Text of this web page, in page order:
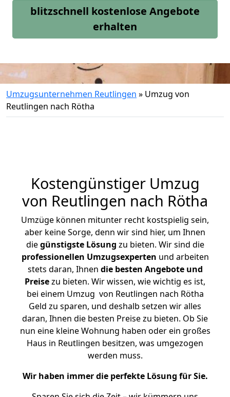
blitzschnell kostenlose Angebote
erhalten
Umzugsunternehmen Reutlingen » Umzug von
Reutlingen nach Rötha
Kostengünstiger Umzug
von Reutlingen nach Rötha
Umzüge können mitunter recht kostspielig sein,
aber keine Sorge, denn wir sind hier, um Ihnen
diegünstigste Lösung zu bieten. Wir sind die
professionellen Umzugsexperten und arbeiten
stets daran, Ihnen die besten Angebote und
Preisezu bieten. Wir wissen, wie wichtig es ist,
bei einem Umzug von Reutlingen nach Rötha
Geld zu sparen, und deshalb setzen wir alles
daran, Ihnen die besten Preise zu bieten. Ob Sie
nun eine kleine Wohnung haben oder ein großes
Haus in Reutlingen besitzen, was umgezogen
werden muss.
Wir haben immer die perfekte Lösung für Sie.